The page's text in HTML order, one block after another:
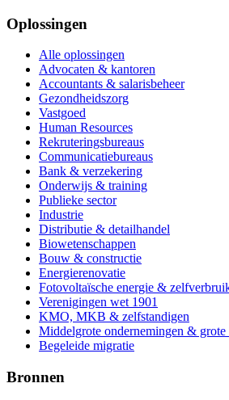
Oplossingen
Alle oplossingen
Advocaten & kantoren
Accountants & salarisbeheer
Gezondheidszorg
Vastgoed
Human Resources
Rekruteringsbureaus
Communicatiebureaus
Bank & verzekering
Onderwijs & training
Publieke sector
Industrie
Distributie & detailhandel
Biowetenschappen
Bouw & constructie
Energierenovatie
Fotovoltaïsche energie &
Verenigingen wet 1901
KMO, MKB & zelfstandigen
Middelgrote ondernemingen & grote
Begeleide migratie
Bronnen